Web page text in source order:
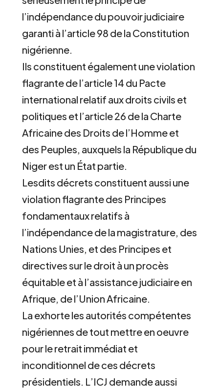
l’indépendance du pouvoir judiciaire
garanti à l’article 98 de la Constitution
nigérienne.
Ils constituent également une violation
flagrante de l’article 14 du Pacte
international relatif aux droits civils et
politiques et l’article 26 de la Charte
Africaine des Droits de l’Homme et
des Peuples, auxquels la République du
Niger est un État partie.
Lesdits décrets constituent aussi une
violation flagrante des Principes
fondamentaux relatifs à
l’indépendance de la magistrature, des
Nations Unies, et des Principes et
directives sur le droit à un procès
équitable et à l’assistance judiciaire en
Afrique, de l’Union Africaine.
La exhorte les autorités compétentes
nigériennes de tout mettre en oeuvre
pour le retrait immédiat et
inconditionnel de ces décrets
présidentiels. L’ICJ demande aussi